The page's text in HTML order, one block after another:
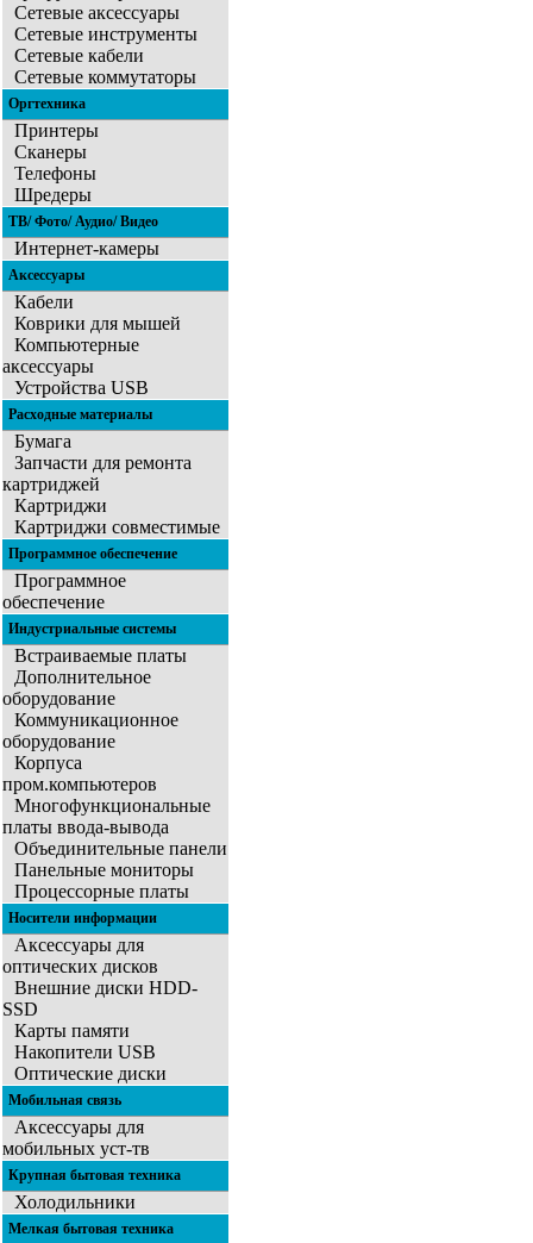
Сетевые аксессуары
Сетевые инструменты
Сетевые кабели
Сетевые коммутаторы
Оргтехника
Принтеры
Сканеры
Телефоны
Шредеры
ТВ/ Фото/ Аудио/ Видео
Интернет-камеры
Аксессуары
Кабели
Коврики для мышей
Компьютерные
аксессуары
Устройства USB
Расходные материалы
Бумага
Запчасти для ремонта
картриджей
Картриджи
Картриджи совместимые
Программное обеспечение
Программное
обеспечение
Индустриальные системы
Встраиваемые платы
Дополнительное
оборудование
Коммуникационное
оборудование
Корпуса
пром.компьютеров
Многофункциональные
платы ввода-вывода
Объединительные панели
Панельные мониторы
Процессорные платы
Носители информации
Аксессуары для
оптических дисков
Внешние диски HDD-
SSD
Карты памяти
Накопители USB
Оптические диски
Мобильная связь
Аксессуары для
мобильных уст-тв
Крупная бытовая техника
Холодильники
Мелкая бытовая техника